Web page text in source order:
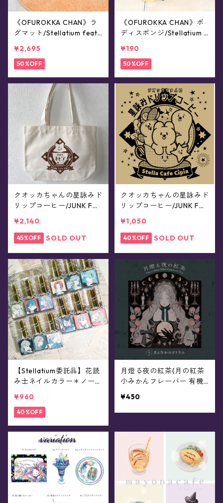
《OFUROKKA CHAN》ラ
グマット/Stellatium feat.
¥2,695
50%OFF
《OFUROKKA CHAN》ボ
ディスポンジ/Stellatium f
¥190
50%OFF
クオッカちゃんの星詠みド
リップコーヒー/JUNK FO
(トートバッグx5袋セット)
¥2,140
45%OFF SOLD OUT
クオッカちゃんの星詠みド
リップコーヒー/JUNK FO
(5袋セット)
¥1,050
40%OFF SOLD OUT
【Stellatium委託品】花読
み士ネイルカラー＊ノーコ
rGazer / フラワーゲイザ
ー》
¥960
40%OFF
月燈る夜の紅茶(月の紅茶
小みかんフレーバー 有機J
¥450